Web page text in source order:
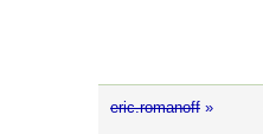
eric.romanoff »